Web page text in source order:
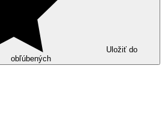
Uložiť do
obľúbených